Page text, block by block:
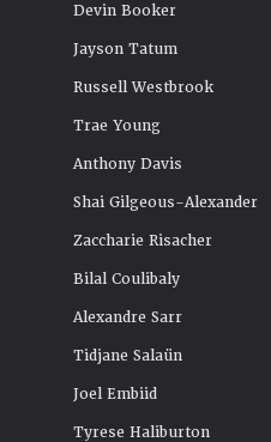
Devin Booker
Jayson Tatum
Russell Westbrook
Trae Young
Anthony Davis
Shai Gilgeous-Alexander
Zaccharie Risacher
Bilal Coulibaly
Alexandre Sarr
Tidjane Salaün
Joel Embiid
Tyrese Haliburton